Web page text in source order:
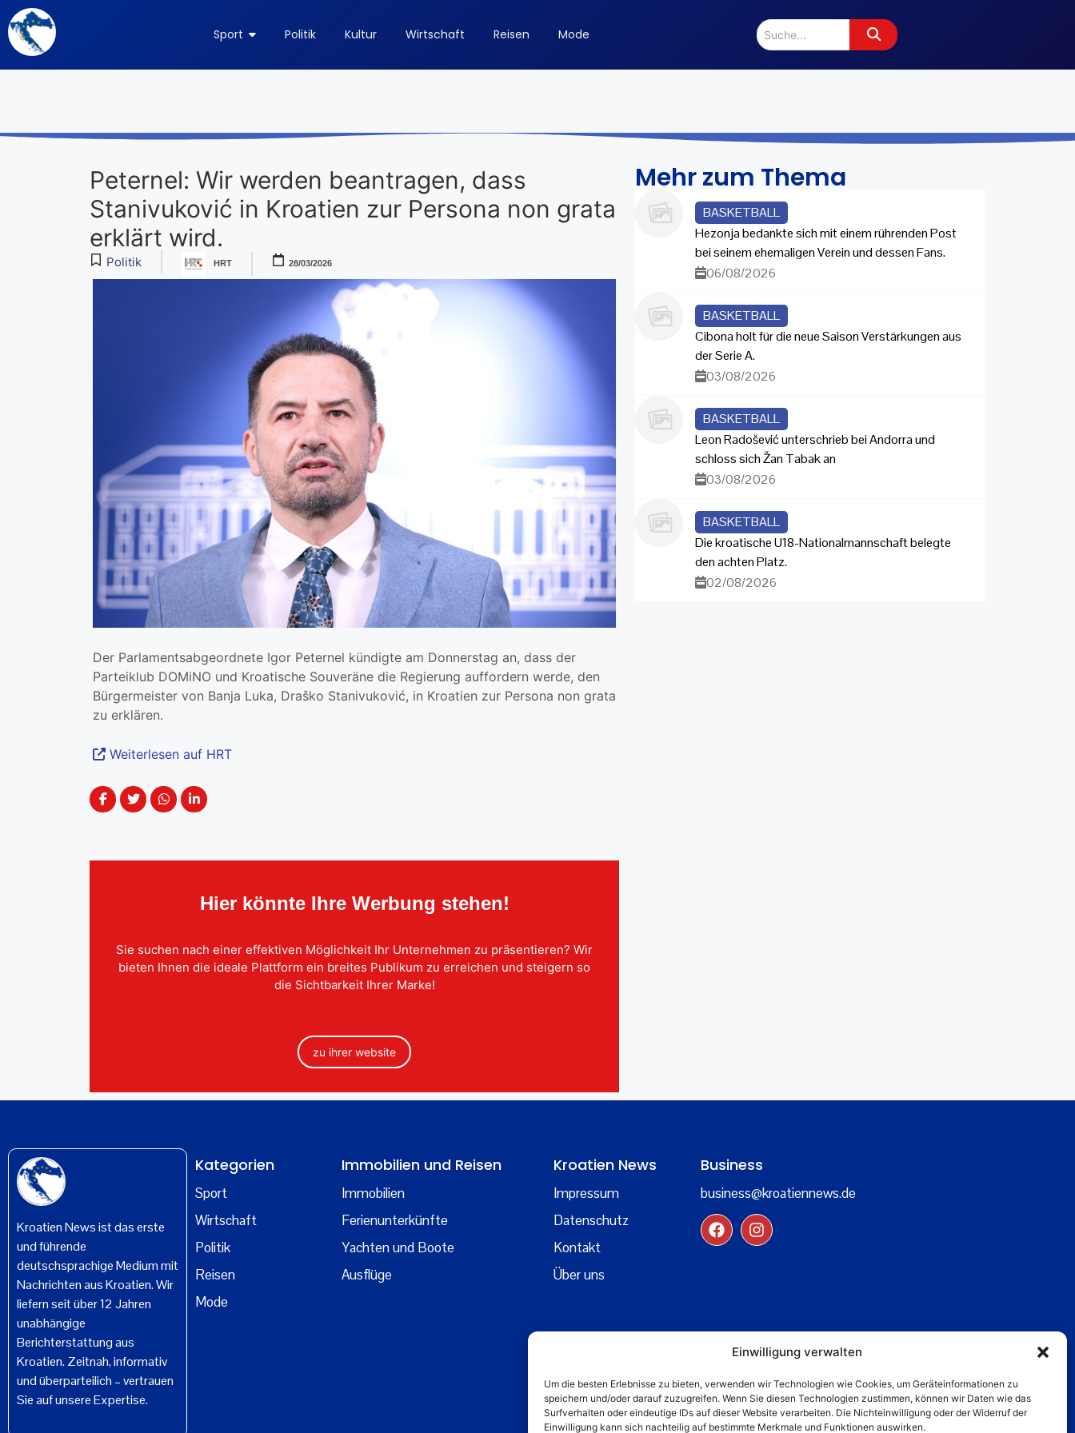
Einwilligung verwalten
Um die besten Erlebnisse zu bieten, verwenden wir Technologien wie Cookies, um Geräteinformationen zu
speichern und/oder darauf zuzugreifen. Wenn Sie diesen Technologien zustimmen, können wir Daten wie das
Surfverhalten oder eindeutige IDs auf dieser Website verarbeiten. Die Nichteinwilligung oder der Widerruf der
Einwilligung kann sich nachteilig auf bestimmte Merkmale und Funktionen auswirken.
Sport Politik Kultur Wirtschaft Reisen Mode
Peternel: Wir werden beantragen, dass
Stanivuković in Kroatien zur Persona non grata
erklärt wird.
Politik HRT 28/03/2026
Der Parlamentsabgeordnete Igor Peternel kündigte am Donnerstag an, dass der
Parteiklub DOMiNO und Kroatische Souveräne die Regierung auffordern werde, den
Bürgermeister von Banja Luka, Draško Stanivuković, in Kroatien zur Persona non grata
zu erklären.
Weiterlesen auf HRT
Hier könnte Ihre Werbung stehen!
Sie suchen nach einer effektiven Möglichkeit Ihr Unternehmen zu präsentieren? Wir
bieten Ihnen die ideale Plattform ein breites Publikum zu erreichen und steigern so
die Sichtbarkeit Ihrer Marke!
zu ihrer website
Mehr zum Thema
BASKETBALL
Hezonja bedankte sich mit einem rührenden Post
bei seinem ehemaligen Verein und dessen Fans.
06/08/2026
BASKETBALL
Cibona holt für die neue Saison Verstärkungen aus
der Serie A.
03/08/2026
BASKETBALL
Leon Radošević unterschrieb bei Andorra und
schloss sich Žan Tabak an
03/08/2026
BASKETBALL
Die kroatische U18-Nationalmannschaft belegte
den achten Platz.
02/08/2026
Kroatien News ist das erste
und führende
deutschsprachige Medium mit
Nachrichten aus Kroatien. Wir
liefern seit über 12 Jahren
unabhängige
Berichterstattung aus
Kroatien. Zeitnah, informativ
und überparteilich – vertrauen
Sie auf unsere Expertise.
Kategorien
Sport
Wirtschaft
Politik
Reisen
Mode
Immobilien und Reisen
Immobilien
Ferienunterkünfte
Yachten und Boote
Ausflüge
Kroatien News
Impressum
Datenschutz
Kontakt
Über uns
Business
business@kroatiennews.de